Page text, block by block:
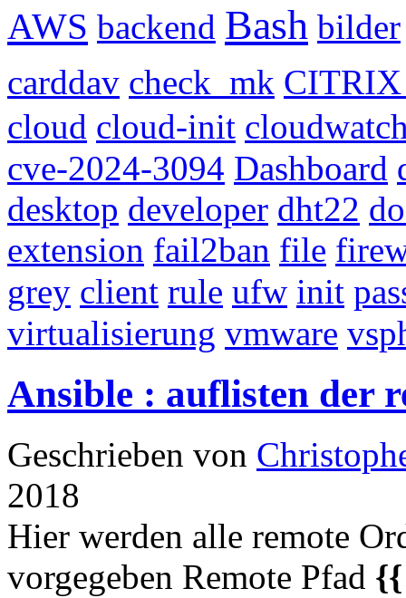
AWS backend Bash bilder
carddav check_mk CITRIX
cloud cloud-init
cve-2024-3094 Dashboard
desktop developer dht22
extension fail2ban file
grey client rule ufw init
virtualisierung vmware
Ansible : auflisten der
Geschrieben von
2018
Hier werden alle remote
vorgegeben Remote Pfad